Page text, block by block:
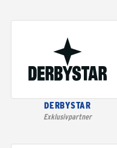
DERBYSTAR
Exklusivpartner